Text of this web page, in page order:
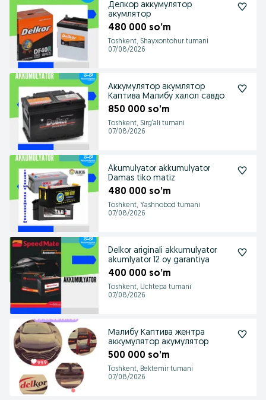
Делкор аккумулятор
акумлятор
480 000 so’m
Toshkent, Shayxontohur tumani
07/08/2026
Аккумулятор акумлятор
Каптива Малибу халол савдо
850 000 so’m
Toshkent, Sirg‘ali tumani
07/08/2026
Akumulyator akkumulyator
Damas tiko matiz
480 000 so’m
Toshkent, Yashnobod tumani
07/08/2026
Delkor ariginali akkumulyator
akumlyator 12 oy garantiya
400 000 so’m
Toshkent, Uchtepa tumani
07/08/2026
Малибу Каптива жентра
аккумулятор акумулятор
500 000 so’m
Toshkent, Bektemir tumani
07/08/2026